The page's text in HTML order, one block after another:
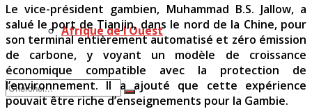
Afrique de l’Ouest
Le vice-président gambien, Muhammad B.S. Jallow, a
salué le port de Tianjin, dans le nord de la Chine, pour
son terminal entièrement automatisé et zéro émission
de carbone, y voyant un modèle de croissance
économique compatible avec la protection de
l’environnement. Il a ajouté que cette expérience
pouvait être riche d’enseignements pour la Gambie.